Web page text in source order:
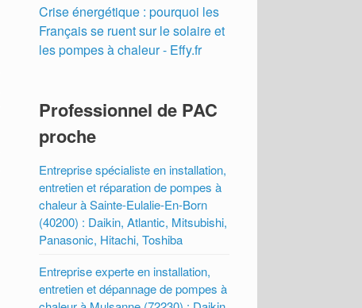
Crise énergétique : pourquoi les
Français se ruent sur le solaire et
les pompes à chaleur - Effy.fr
Professionnel de PAC
proche
Entreprise spécialiste en installation,
entretien et réparation de pompes à
chaleur à Sainte-Eulalie-En-Born
(40200) : Daikin, Atlantic, Mitsubishi,
Panasonic, Hitachi, Toshiba
Entreprise experte en installation,
entretien et dépannage de pompes à